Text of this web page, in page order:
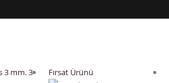
Fırsat Ürünü